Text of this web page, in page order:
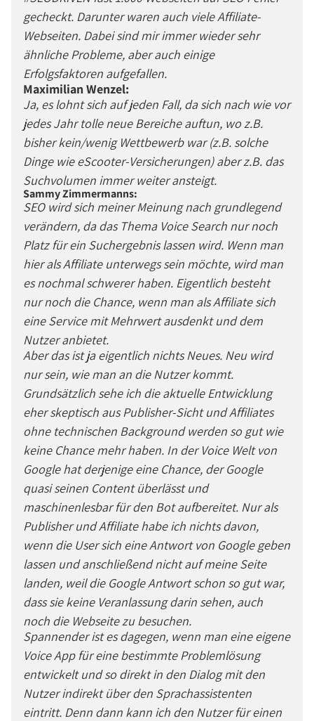
gecheckt. Darunter waren auch viele Affiliate-
Webseiten. Dabei sind mir immer wieder sehr
ähnliche Probleme, aber auch einige
Erfolgsfaktoren aufgefallen.
Maximilian Wenzel:
Ja, es lohnt sich auf jeden Fall, da sich nach wie vor
jedes Jahr tolle neue Bereiche auftun, wo z.B.
bisher kein/wenig Wettbewerb war (z.B. solche
Dinge wie eScooter-Versicherungen) aber z.B. das
Suchvolumen immer weiter ansteigt.
Sammy Zimmermanns:
SEO wird sich meiner Meinung nach grundlegend
verändern, da das Thema Voice Search nur noch
Platz für ein Suchergebnis lassen wird. Wenn man
hier als Affiliate unterwegs sein möchte, wird man
es nochmal schwerer haben. Eigentlich besteht
nur noch die Chance, wenn man als Affiliate sich
eine Service mit Mehrwert ausdenkt und dem
Nutzer anbietet.
Aber das ist ja eigentlich nichts Neues. Neu wird
nur sein, wie man an die Nutzer kommt.
Grundsätzlich sehe ich die aktuelle Entwicklung
eher skeptisch aus Publisher-Sicht und Affiliates
ohne technischen Background werden so gut wie
keine Chance mehr haben. In der Voice Welt von
Google hat derjenige eine Chance, der Google
quasi seinen Content überlässt und
maschinenlesbar für den Bot aufbereitet. Nur als
Publisher und Affiliate habe ich nichts davon,
wenn die User sich eine Antwort von Google geben
lassen und anschließend nicht auf meine Seite
landen, weil die Google Antwort schon so gut war,
dass sie keine Veranlassung darin sehen, auch
noch die Webseite zu besuchen.
Spannender ist es dagegen, wenn man eine eigene
Voice App für eine bestimmte Problemlösung
entwickelt und so direkt in den Dialog mit den
Nutzer indirekt über den Sprachassistenten
eintritt. Denn dann kann ich den Nutzer für einen